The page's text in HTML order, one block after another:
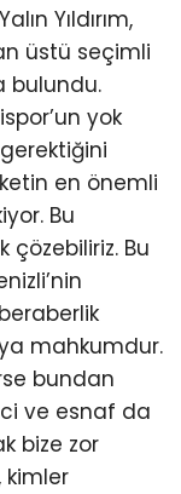
Yıldırım,
üstü seçimli
bulundu.
yok
en önemli
Bu
çözebiliriz. Bu
mahkumdur.
bundan
ve esnaf da
bize zor
kimler